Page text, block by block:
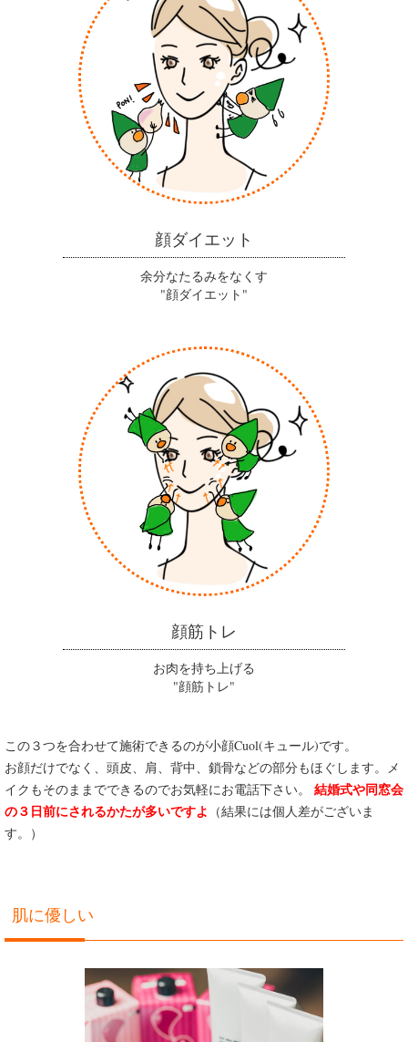
顔ダイエット
余分なたるみをなくす
"顔ダイエット"
顔筋トレ
お肉を持ち上げる
"顔筋トレ"
この３つを合わせて施術できるのが小顔Cuol(キュール)です。
お顔だけでなく、頭皮、肩、背中、鎖骨などの部分もほぐします。メ
イクもそのままでできるのでお気軽にお電話下さい。 結婚式や同窓会
の３日前にされるかたが多いですよ （結果には個人差がございま
す。）
肌に優しい